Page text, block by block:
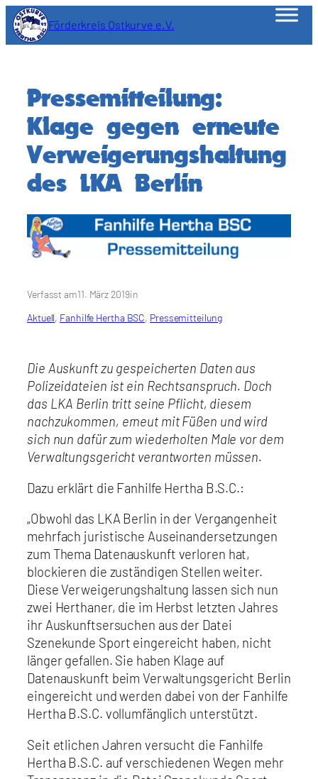
Zum
Inhalt
springen
Förderkreis Ostkurve e.V.
Pressemitteilung:
Klage gegen erneute
Verweigerungshaltung
des LKA Berlin
Verfasst am11. März 2019in
Aktuell, Fanhilfe Hertha BSC, Pressemitteilung
Die Auskunft zu gespeicherten Daten aus
Polizeidateien ist ein Rechtsanspruch. Doch
das LKA Berlin tritt seine Pflicht, diesem
nachzukommen, erneut mit Füßen und wird
sich nun dafür zum wiederholten Male vor dem
Verwaltungsgericht verantworten müssen.
Dazu erklärt die Fanhilfe Hertha B.S.C.:
„Obwohl das LKA Berlin in der Vergangenheit
mehrfach juristische Auseinandersetzungen
zum Thema Datenauskunft verloren hat,
blockieren die zuständigen Stellen weiter.
Diese Verweigerungshaltung lassen sich nun
zwei Herthaner, die im Herbst letzten Jahres
ihr Auskunftsersuchen aus der Datei
Szenekunde Sport eingereicht haben, nicht
länger gefallen. Sie haben Klage auf
Datenauskunft beim Verwaltungsgericht Berlin
eingereicht und werden dabei von der Fanhilfe
Hertha B.S.C. vollumfänglich unterstützt.
Seit etlichen Jahren versucht die Fanhilfe
Hertha B.S.C. auf verschiedenen Wegen mehr